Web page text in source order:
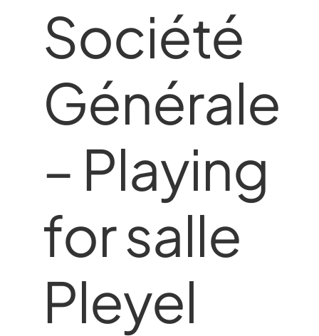
Société
Générale
– Playing
for salle
Pleyel